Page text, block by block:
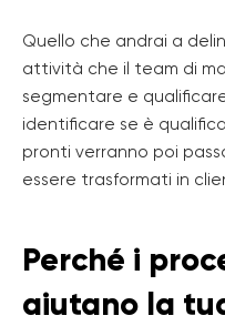
Quello che andrai a
attività che il team di
segmentare e
identificare se è
pronti verranno poi
essere trasformati in
Perché i
aiutano la